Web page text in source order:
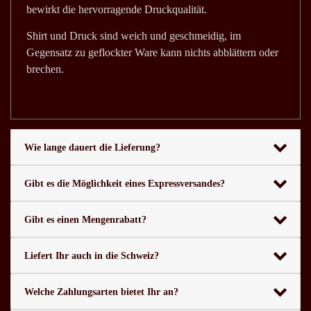
bewirkt die hervorragende Druckqualität.
Shirt und Druck sind weich und geschmeidig, im
Gegensatz zu geflockter Ware kann nichts abblättern oder
brechen.
Wie lange dauert die Lieferung?
Gibt es die Möglichkeit eines Expressversandes?
Gibt es einen Mengenrabatt?
Liefert Ihr auch in die Schweiz?
Welche Zahlungsarten bietet Ihr an?